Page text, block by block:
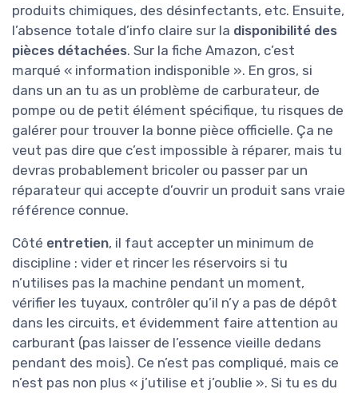
produits chimiques, des désinfectants, etc. Ensuite,
l’absence totale d’info claire sur la disponibilité des
pièces détachées. Sur la fiche Amazon, c’est
marqué « information indisponible ». En gros, si
dans un an tu as un problème de carburateur, de
pompe ou de petit élément spécifique, tu risques de
galérer pour trouver la bonne pièce officielle. Ça ne
veut pas dire que c’est impossible à réparer, mais tu
devras probablement bricoler ou passer par un
réparateur qui accepte d’ouvrir un produit sans vraie
référence connue.
Côté entretien, il faut accepter un minimum de
discipline : vider et rincer les réservoirs si tu
n’utilises pas la machine pendant un moment,
vérifier les tuyaux, contrôler qu’il n’y a pas de dépôt
dans les circuits, et évidemment faire attention au
carburant (pas laisser de l’essence vieille dedans
pendant des mois). Ce n’est pas compliqué, mais ce
n’est pas non plus « j’utilise et j’oublie ». Si tu es du